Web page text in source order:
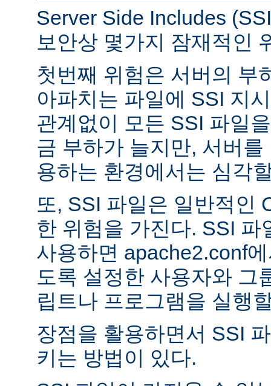
Server Side Includes
보안상 몇가지 잠재적인
첫번째 위험은 서버의 부
아파치는 파일에 SSI 지
관계없이 모든 SSI 파일
금 부하가 늘지만, 서버
용하는 환경에서는 심각
또, SSI 파일은 일반적인
한 위험을 가진다. SSI 파
사용하면 apache2.conf
도록 설정한 사용자와 그
립트나 프로그램을 실행
장점을 활용하면서 SSI
키는 방법이 있다.